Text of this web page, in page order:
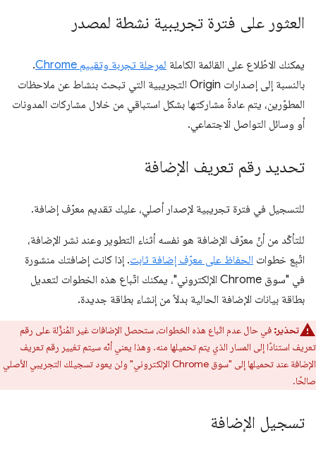
العثور على فترة تجريبية نشطة لمصدر
يمكنك الاطّلاع على القائمة الكاملة لمرحلة تجربة وتقييم Chrome
.
بالنسبة إلى إصدارات Origin التجريبية التي تبحث بنشاط عن ملاحظات
المطوّرين، يتم عادةً مشاركتها بشكل استباقي من خلال مشاركات المدونات
أو وسائل التواصل الاجتماعي.
تحديد رقم تعريف الإضافة
للتسجيل في فترة تجريبية لإصدار أصلي، عليك تقديم معرّف إضافة.
للتأكّد من أنّ معرّف الإضافة هو نفسه أثناء التطوير وعند نشر الإضافة،
اتّبِع خطوات الحفاظ على معرّف إضافة ثابت. إذا كانت إضافتك منشورة
في "سوق Chrome الإلكتروني"، يمكنك اتّباع هذه الخطوات لتعديل
بطاقة بيانات الإضافة الحالية بدلاً من إنشاء بطاقة جديدة.
تحذير: في حال عدم اتّباع هذه الخطوات، ستحصل الإضافات غير المُنزَّلة على رقم
تعريف استنادًا إلى المسار الذي يتم تحميلها منه. وهذا يعني أنّه سيتم تغيير رقم تعريف
الإضافة عند تحميلها إلى "سوق Chrome الإلكتروني" ولن يعود تسجيلك التجريبي الأصلي
صالحًا.
تسجيل الإضافة